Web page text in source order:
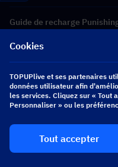
Guide de recharge
cartes arc-en-ciel au
Guide de
comment
Guide de
meilleurs
équipes
Cookies
TOPUPlive et ses partenaires
données utilisateur afin
les services. Cliquez sur « Tout
Personnaliser » ou les
Tout accepter